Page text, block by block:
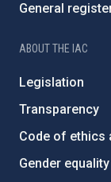
General
ABOUT THE IAC
Legislation
Transparency
Code of ethics
Gender